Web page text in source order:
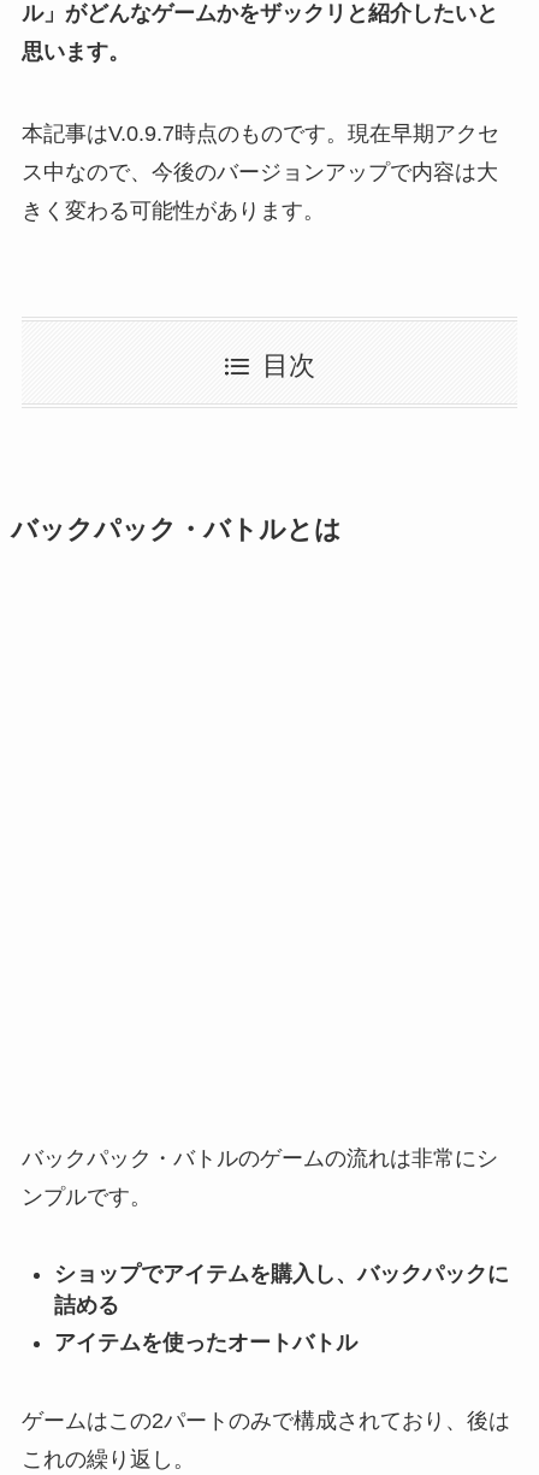
ル」がどんなゲームかをザックリと紹介したいと
思います。
本記事はV.0.9.7時点のものです。現在早期アクセ
ス中なので、今後のバージョンアップで内容は大
きく変わる可能性があります。
目次
バックパック・バトルとは
バックパック・バトルのゲームの流れは非常にシ
ンプルです。
ショップでアイテムを購入し、バックパックに
詰める
アイテムを使ったオートバトル
ゲームはこの2パートのみで構成されており、後は
これの繰り返し。